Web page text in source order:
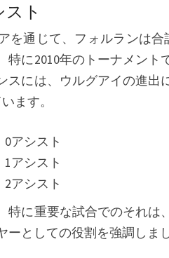
ト
を通じて、フォルランは
特に2010年のトーナメント
スには、ウルグアイの進出
ます。
0アシスト
1アシスト
2アシスト
特に重要な試合でのそれは
としての役割を強調しまし